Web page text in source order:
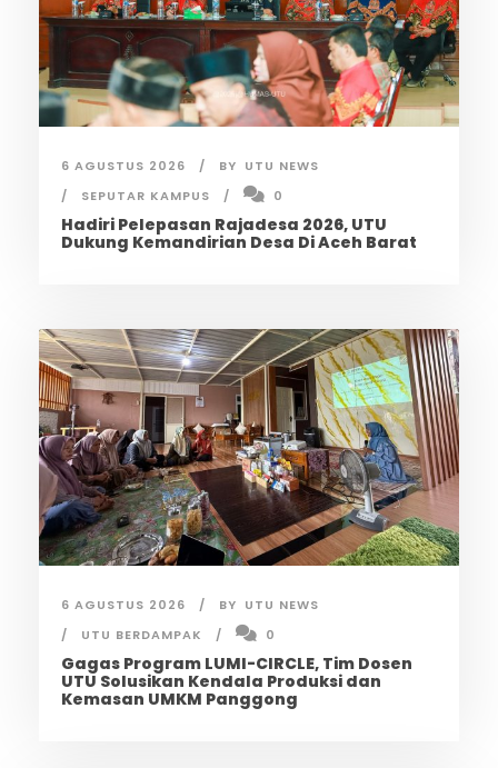
6 AGUSTUS 2026 BY UTU NEWS
SEPUTAR KAMPUS
0
Hadiri Pelepasan Rajadesa 2026, UTU
Dukung Kemandirian Desa Di Aceh Barat
6 AGUSTUS 2026 BY UTU NEWS
UTU BERDAMPAK
0
Gagas Program LUMI-CIRCLE, Tim Dosen
UTU Solusikan Kendala Produksi dan
Kemasan UMKM Panggong